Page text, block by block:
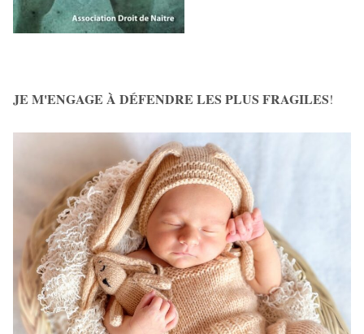
JE M'ENGAGE À DÉFENDRE LES PLUS FRAGILES!